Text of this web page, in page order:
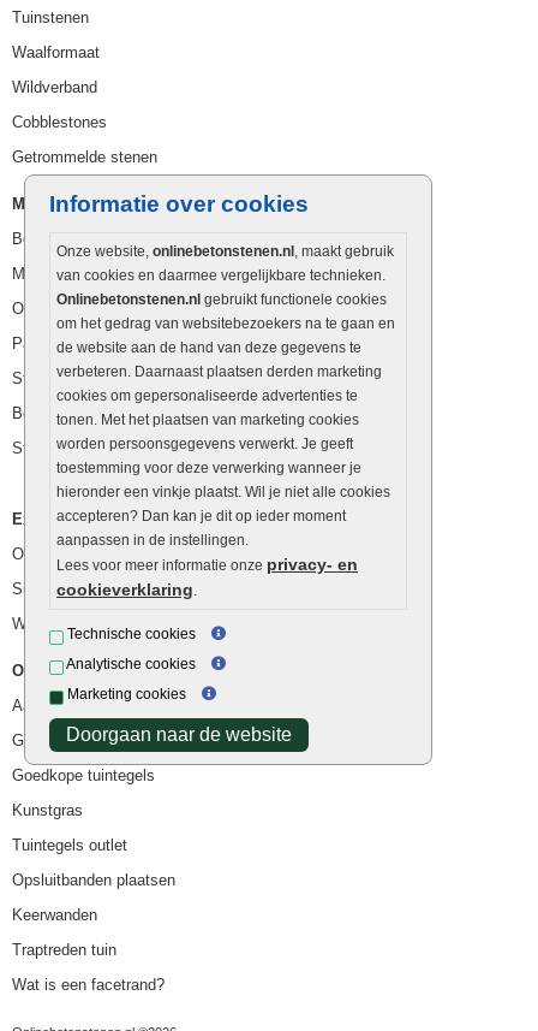
Informatie over cookies
Onze website, onlinebetonstenen.nl, maakt gebruik
van cookies en daarmee vergelijkbare technieken.
Onlinebetonstenen.nl gebruikt functionele cookies
om het gedrag van websitebezoekers na te gaan en
de website aan de hand van deze gegevens te
verbeteren. Daarnaast plaatsen derden marketing
cookies om gepersonaliseerde advertenties te
tonen. Met het plaatsen van marketing cookies
worden persoonsgegevens verwerkt. Je geeft
toestemming voor deze verwerking wanneer je
hieronder een vinkje plaatst. Wil je niet alle cookies
accepteren? Dan kan je dit op ieder moment
aanpassen in de instellingen.
Lees voor meer informatie onze privacy- en
cookieverklaring.
Technische cookies
Analytische cookies
Marketing cookies
Doorgaan naar de website
Tuinstenen
Waalformaat
Wildverband
Cobblestones
Getrommelde stenen
Muurelementen
Betonbielzen
Muurstenen
Opsluitbanden
Palissaden
Stapelblokken
Betonblokken
Stapelstenen
Extra benodigdheden
Ophoogzand
Siergrind en siersplit
Waterafvoer
Overig
Aanbiedingen
Goedkope bestrating
Goedkope tuintegels
Kunstgras
Tuintegels outlet
Opsluitbanden plaatsen
Keerwanden
Traptreden tuin
Wat is een facetrand?